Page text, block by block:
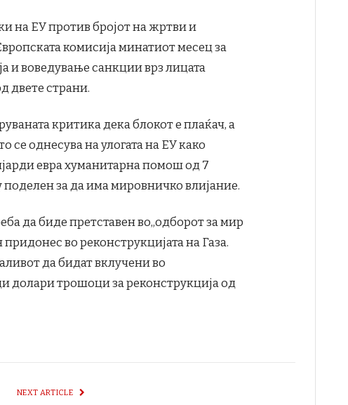
на ЕУ против бројот на жртви и
комисија минатиот месец за
и воведување санкции врз лицата
двете страни.
критика дека блокот е плаќач, а
се однесува на улогата на ЕУ како
евра хуманитарна помош од 7
за да има мировничко влијание.
да биде претставен во„одборот за мир
во реконструкцијата на Газа.
да бидат вклучени во
долари трошоци за реконструкција од
NEXT ARTICLE